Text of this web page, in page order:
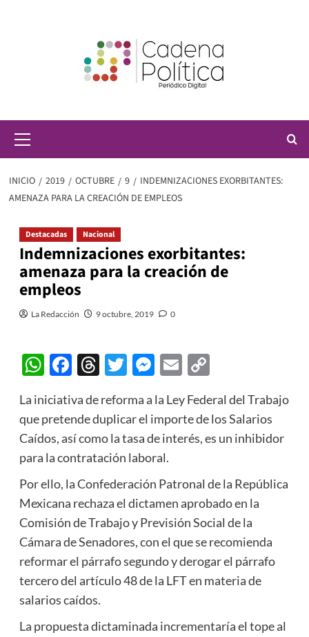
principal
INICIO 2019 OCTUBRE 9
INDEMNIZACIONES EXORBITANTES:
AMENAZA PARA LA CREACIÓN DE EMPLEOS
Destacadas Nacional
Indemnizaciones exorbitantes:
amenaza para la creación de
empleos
La Redacción 9 octubre, 2019 0
WhatsApp
Facebook
Threads
Twitter
Messenger
EmailCopy
La iniciativa de reforma a la Ley Federal del Trabajo
que pretende duplicar el importe de los Salarios
Caídos, así como la tasa de interés, es un inhibidor
para la contratación laboral.
Por ello, la Confederación Patronal de la República
Mexicana rechaza el dictamen aprobado en la
Comisión de Trabajo y Previsión Social de la
Cámara de Senadores, con el que se recomienda
reformar el párrafo segundo y derogar el párrafo
tercero del artículo 48 de la LFT en materia de
salarios caídos.
La propuesta dictaminada incrementaría el tope al